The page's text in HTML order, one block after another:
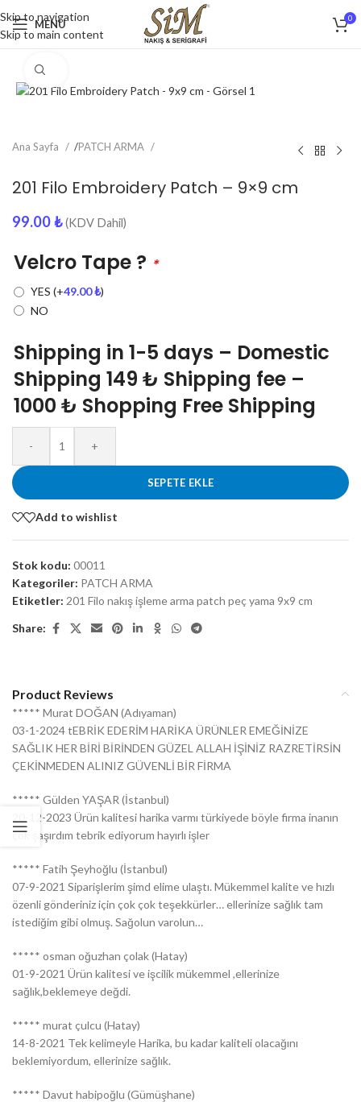
Skip to navigation
Skip to main content
MENU 0
Ana Sayfa /PATCH ARMA
201 Filo Embroidery Patch – 9×9 cm
99.00₺ (KDV Dahil)
Velcro Tape ? *
YES (+49.00₺)
NO
Shipping in 1-5 days – Domestic
Shipping 149 ₺ Shipping fee –
1000 ₺ Shopping Free Shipping
- +
SEPETE EKLE
Add to wishlist
Stok kodu: 00011
Kategoriler: PATCH ARMA
Etiketler: 201 Filo nakış işleme arma patch peç yama 9x9 cm
Share:
Product Reviews
***** Murat DOĞAN (Adıyaman)
03-1-2024 tEBRİK EDERİM HARİKA ÜRÜNLER EMEĞİNİZE
SAĞLIK HER BİRİ BİRİNDEN GÜZEL ALLAH İŞİNİZ RAZRETİRSİN
ÇEKİNMEDEN ALINIZ GÜVENLİ BİR FİRMA
***** Gülden YAŞAR (İstanbul)
20-12-2023 Ürün kalitesi harika varmı türkiyede böyle firma inanın
çok şaşırdım tebrik ediyorum hayırlı işler
***** Fatih Şeyhoğlu (İstanbul)
07-9-2021 Siparişlerim şimd elime ulaştı. Mükemmel kalite ve hızlı
özenli gönderiniz için çok çok teşekkürler… ellerinize sağlık tam
istediğim gibi olmuş. Sağolun varolun…
***** osman oğuzhan çolak (Hatay)
01-9-2021 Ürün kalitesi ve işcilik mükemmel ,ellerinize
sağlık,beklemeye değdi.
***** murat çulcu (Hatay)
14-8-2021 Tek kelimeyle Harika, bu kadar kaliteli olacağını
beklemiyordum, ellerinize sağlık.
***** Davut habipoğlu (Gümüşhane)